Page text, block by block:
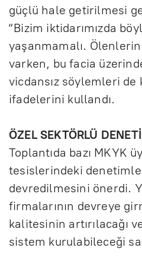
güçlü hale getirilmesi
“Bizim iktidarımızda
yaşanmamalı.
varken, bu facia
vicdansız söylemleri de
ifadelerini kullandı.
ÖZEL SEKTÖRLÜ
Toplantıda bazı MKYK
tesislerindeki
devredilmesini önerdi.
firmalarının devreye
kalitesinin artırılacağı
sistem kurulabileceği